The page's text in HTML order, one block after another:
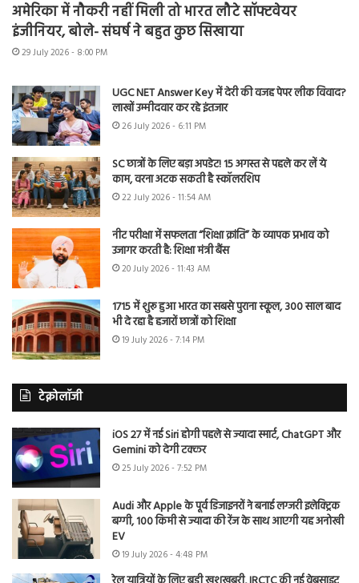
अमेरिका में नौकरी नहीं मिली तो भारत लौटे सॉफ्टवेयर
इंजीनियर, बोले- संघर्ष ने बहुत कुछ सिखाया
29 July 2026 - 8:00 PM
UGC NET Answer Key में देरी की वजह पेपर लीक विवाद?
लाखों उम्मीदवार कर रहे इंतजार
26 July 2026 - 6:11 PM
SC छात्रों के लिए बड़ा अपडेट! 15 अगस्त से पहले कर लें ये
काम, वरना अटक सकती है स्कॉलरशिप
22 July 2026 - 11:54 AM
नीट परीक्षा में सफलता “शिक्षा क्रांति” के व्यापक प्रभाव को
उजागर करती है: शिक्षा मंत्री बैंस
20 July 2026 - 11:43 AM
1715 में शुरू हुआ भारत का सबसे पुराना स्कूल, 300 साल बाद
भी दे रहा है हजारों छात्रों को शिक्षा
19 July 2026 - 7:14 PM
टेक्नोलॉजी
iOS 27 में नई Siri होगी पहले से ज्यादा स्मार्ट, ChatGPT और
Gemini को देगी टक्कर
25 July 2026 - 7:52 PM
Audi और Apple के पूर्व डिजाइनरों ने बनाई लग्जरी इलेक्ट्रिक
बग्गी, 100 किमी से ज्यादा की रेंज के साथ आएगी यह अनोखी
EV
19 July 2026 - 4:48 PM